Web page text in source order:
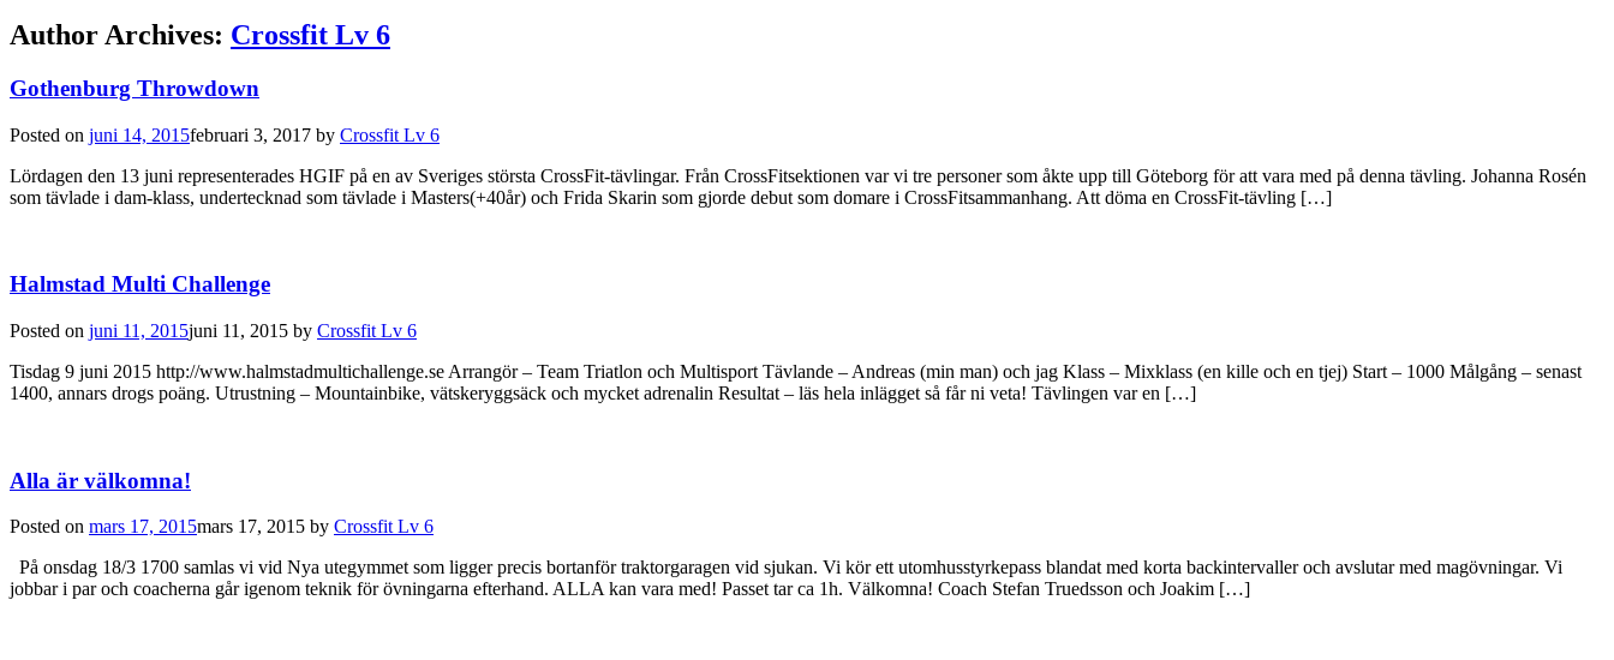
Author Archives: Crossfit Lv 6
Gothenburg Throwdown
Posted on juni 14, 2015februari 3, 2017 by Crossfit Lv 6
Lördagen den 13 juni representerades HGIF på en av Sveriges största CrossFit-tävlingar. Från CrossFitsektionen var vi tre personer som åkte upp till Göteborg för att vara med på denna tävling. Johanna Rosén
som tävlade i dam-klass, undertecknad som tävlade i Masters(+40år) och Frida Skarin som gjorde debut som domare i CrossFitsammanhang. Att döma en CrossFit-tävling […]
Halmstad Multi Challenge
Posted on juni 11, 2015juni 11, 2015 by Crossfit Lv 6
​​Tisdag 9 juni 2015 http://www.halmstadmultichallenge.se Arrangör – Team Triatlon och Multisport Tävlande – Andreas (min man) och jag Klass – Mixklass (en kille och en tjej) Start – 1000 Målgång – senast
1400, annars drogs poäng. Utrustning – Mountainbike, vätskeryggsäck och mycket adrenalin Resultat – läs hela inlägget så får ni veta! Tävlingen var en […]
Alla är välkomna!
Posted on mars 17, 2015mars 17, 2015 by Crossfit Lv 6
På onsdag 18/3 1700 samlas vi vid Nya utegymmet som ligger precis bortanför traktorgaragen vid sjukan. Vi kör ett utomhusstyrkepass blandat med korta backintervaller och avslutar med magövningar. Vi
jobbar i par och coacherna går igenom teknik för övningarna efterhand. ALLA kan vara med! Passet tar ca 1h. Välkomna! Coach Stefan Truedsson och Joakim […]